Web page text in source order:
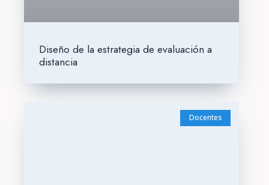
Diseño de la estrategia de evaluación a
distancia
Docentes